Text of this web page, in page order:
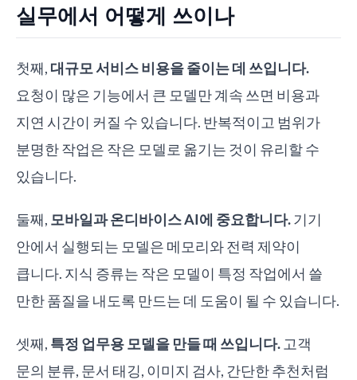
실무에서 어떻게 쓰이나
첫째, 대규모 서비스 비용을 줄이는 데 쓰입니다.
요청이 많은 기능에서 큰 모델만 계속 쓰면 비용과
지연 시간이 커질 수 있습니다. 반복적이고 범위가
분명한 작업은 작은 모델로 옮기는 것이 유리할 수
있습니다.
둘째, 모바일과 온디바이스 AI에 중요합니다.기기
안에서 실행되는 모델은 메모리와 전력 제약이
큽니다. 지식 증류는 작은 모델이 특정 작업에서 쓸
만한 품질을 내도록 만드는 데 도움이 될 수 있습니다.
셋째, 특정 업무용 모델을 만들 때 쓰입니다. 고객
문의 분류, 문서 태깅, 이미지 검사, 간단한 추천처럼